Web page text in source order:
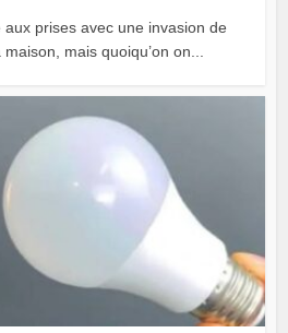
prises avec une invasion de
mais quoiqu’on on...